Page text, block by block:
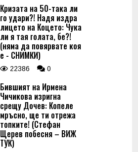
Кризата на 50-така ли
го удари?! Надя издра
лицето на Коцето: Чука
ли я тая голата, бе?!
(няма да повярвате коя
е - СНИМКИ)
22386 0
Бившият на Ирмена
Чичикова изригна
срещу Дочев: Копеле
мръсно, ще ти отрежа
топките! (Стефан
Щерев побесня – ВИЖ
ТУК)